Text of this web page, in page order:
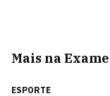
Mais na Exame
ESPORTE